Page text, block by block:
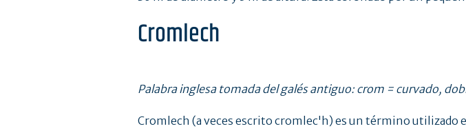
Cromlech
Palabra inglesa tomada del galés antiguo: crom = curvado,
Cromlech (a veces escrito cromlec'h) es un término utilizado